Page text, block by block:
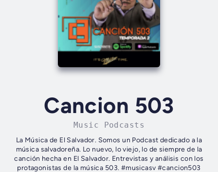
Cancion 503
Music Podcasts
La Música de El Salvador. Somos un Podcast dedicado a la
música salvadoreña. Lo nuevo, lo viejo, lo de siempre de la
canción hecha en El Salvador. Entrevistas y análisis con los
protagonistas de la música 503. #musicasv #cancion503